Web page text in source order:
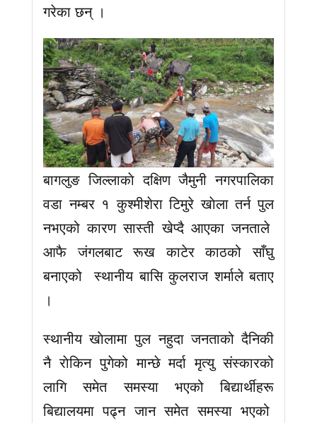
गरेका छन् ।
बागलुङ जिल्लाकाे दक्षिण जैमुनी नगरपालिका
वडा नम्बर १ कुश्मीशेरा टिमुरे खाेला तर्न पुल
नभएको कारण सास्ती खेप्दै आएका जनताले
आफै जंगलबाट रूख काटेर काठको साँघु
बनाएको स्थानीय बासि कुलराज शर्माले बताए
।
स्थानीय खाेलामा पुल नहुदा जनताको दैनिकी
नै राेकिन पुगेको मान्छे मर्दा मृत्यु संस्कारको
लागि समेत समस्या भएको बिद्यार्थीहरू
बिद्यालयमा पढ्न जान समेत समस्या भएको